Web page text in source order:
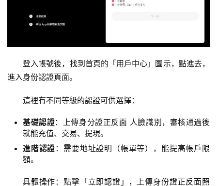
登入帳號後，找到首頁的「用戶中心」圖示，點進去，
進入身份認證頁面。
這裡有不同等級的認證可供選擇：
基礎認證：上傳身分證正反面 人臉識別，審核通過後
就能充值、交易、提現。
進階認證 ：需要地址證明（帳單等），能提高帳戶限
額。
具體操作：點擊「立即認證」，上傳身份證正反面照